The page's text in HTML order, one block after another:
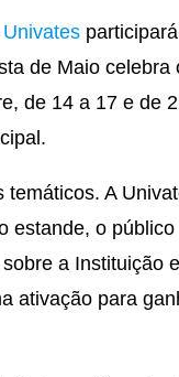
de Maio celebra
de 14 a 17 e de
A
estande, o
a Instituição
ativação para